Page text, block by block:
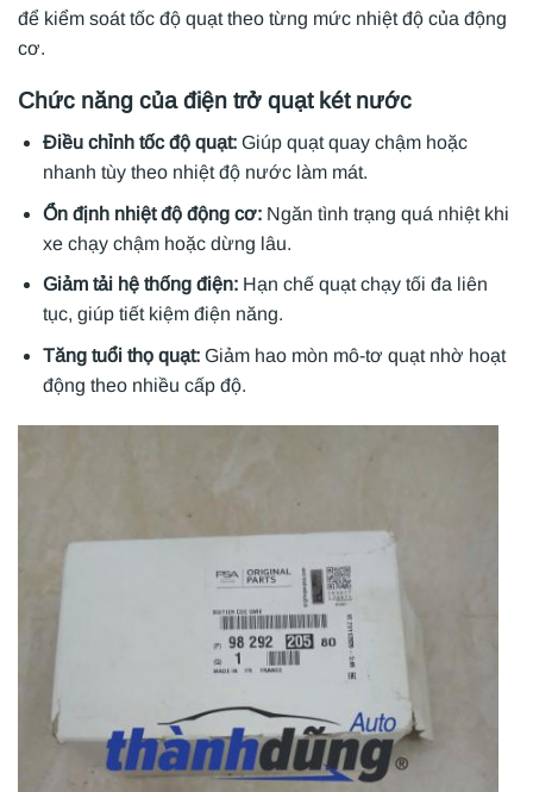
để kiểm soát tốc độ quạt theo từng mức nhiệt độ của động
cơ.
Chức năng của điện trở quạt két nước
Điều chỉnh tốc độ quạt: Giúp quạt quay chậm hoặc
nhanh tùy theo nhiệt độ nước làm mát.
Ổn định nhiệt độ động cơ:Ngăn tình trạng quá nhiệt khi
xe chạy chậm hoặc dừng lâu.
Giảm tải hệ thống điện:Hạn chế quạt chạy tối đa liên
tục, giúp tiết kiệm điện năng.
Tăng tuổi thọ quạt:Giảm hao mòn mô-tơ quạt nhờ hoạt
động theo nhiều cấp độ.